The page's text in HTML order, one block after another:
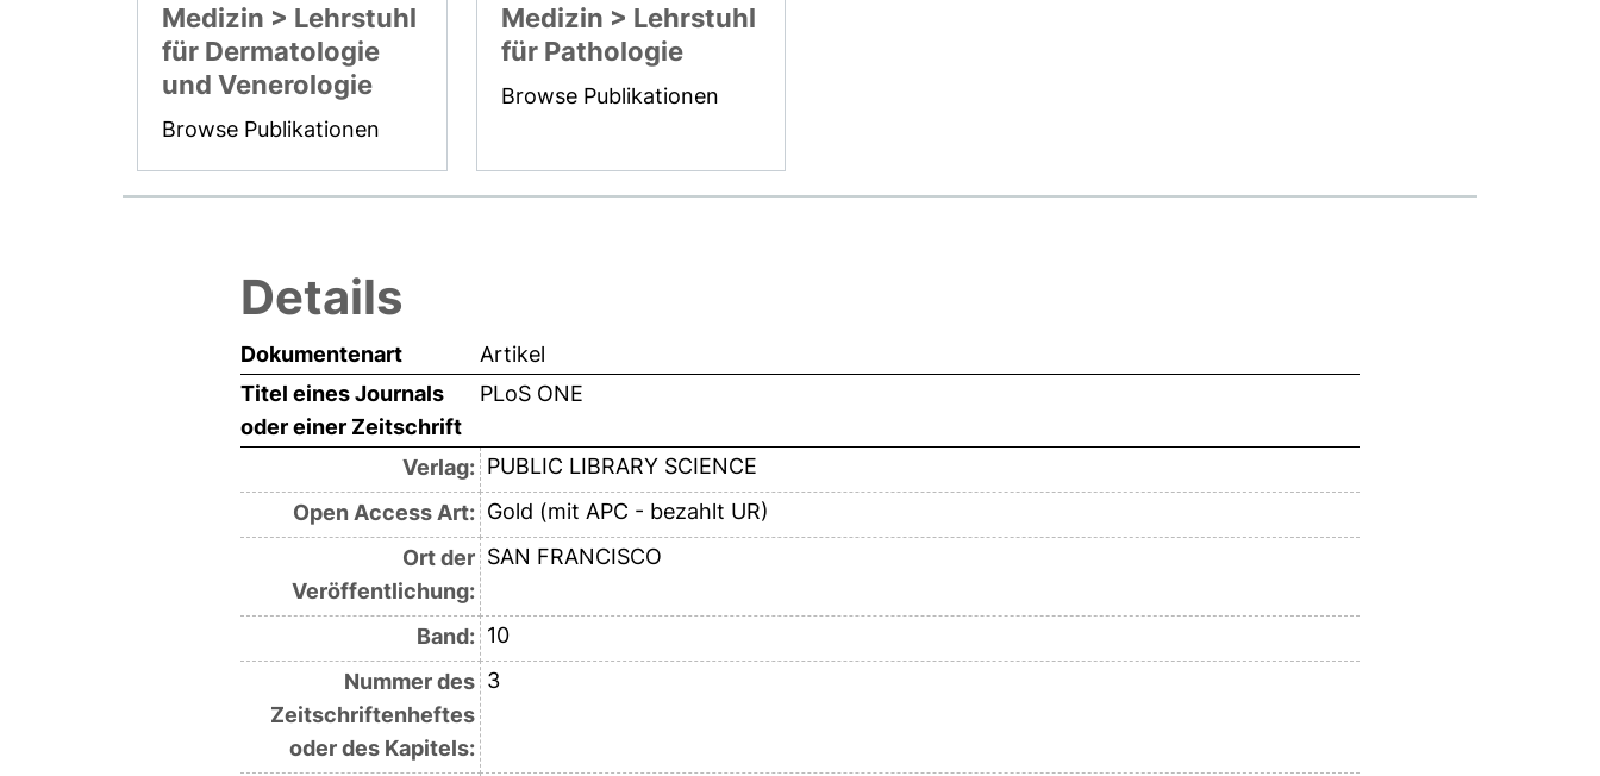
Medizin > Lehrstuhl
für Dermatologie
und Venerologie
Browse Publikationen
Medizin > Lehrstuhl
für Pathologie
Browse Publikationen
Details
Dokumentenart
Artikel
Titel eines Journals
oder einer Zeitschrift
PLoS ONE
Verlag: PUBLIC LIBRARY SCIENCE
Open Access Art: Gold (mit APC - bezahlt UR)
Ort der
Veröffentlichung:
SAN FRANCISCO
Band: 10
Nummer des
Zeitschriftenheftes
oder des Kapitels:
3